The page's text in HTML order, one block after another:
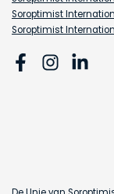
Soroptimist
Soroptimist